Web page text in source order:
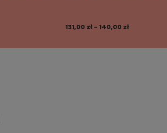
131,00 zł - 140,00 zł